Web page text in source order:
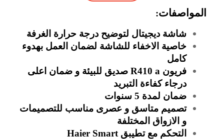
المواصفات:
شاشة ديجيتال لتوضيح درجة حرارة الغرفة
خاصية الاخفاء للشاشة لضمان العمل بهدوء
كامل
فريون R410 a صديق للبيئة و ضمان اعلى
درجاء كفاءة التبريد
ضمان لمدة 5 سنوات
تصميم متاسق و عصرى مناسب للتصميمات
و الازواق المختلفة
التحكم مع تطيبق Haier Smart